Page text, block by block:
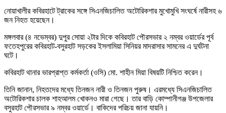
নোয়াখালীর কবিরহাটে ট্রাকের সঙ্গে সিএনজিচালিত অটোরিকশার মুখোমুখি সংঘর্ষে নারীসহ ৬
জন নিহত হয়েছেন।
মঙ্গলবার (৪ নভেম্বর) দুপুর সোয়া ২টার দিকে কবিরহাট পৌরসভার ২ নম্বর ওয়ার্ডের পূর্ব
ফতেহপুরের কবিরহাট-বসুরহাট সড়কের ইসলামিয়া সিনিয়র মাদরাসার সামনের এ দুর্ঘটনা
ঘটে।
কবিরহাট থানার ভারপ্রাপ্ত কর্মকর্তা (ওসি) মো. শাহীন মিয়া বিষয়টি নিশ্চিত করেন।
তিনি জানান, নিহতদের মধ্যে তিনজন নারী ও তিনজন পুরুষ। এরমধ্যে সিএনজিচালিত
অটোরিকশার চালক শাহআলম খোকনও মারা গেছে। তার বাড়ি কোম্পানীগঞ্জ উপজেলার
বসুরহাট পৌরসভার ৯ নম্বর ওয়ার্ডে। বাকিদের পরিচয় জানা যায়নি।